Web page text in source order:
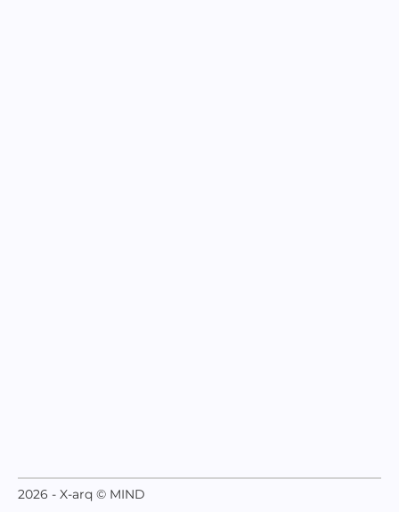
2026 - X-arq © MIND